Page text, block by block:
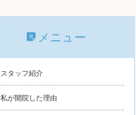
メニュー
スタッフ紹介
私が開院した理由